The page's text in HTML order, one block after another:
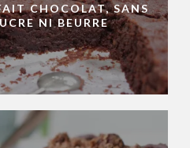
CHOCOLAT, SANS
NI BEURRE